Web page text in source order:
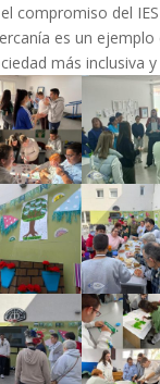
compromiso del
es un
más inclusiva